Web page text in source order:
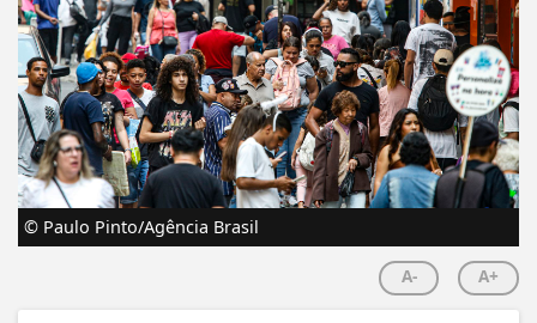
© Paulo Pinto/Agência Brasil
A- A+